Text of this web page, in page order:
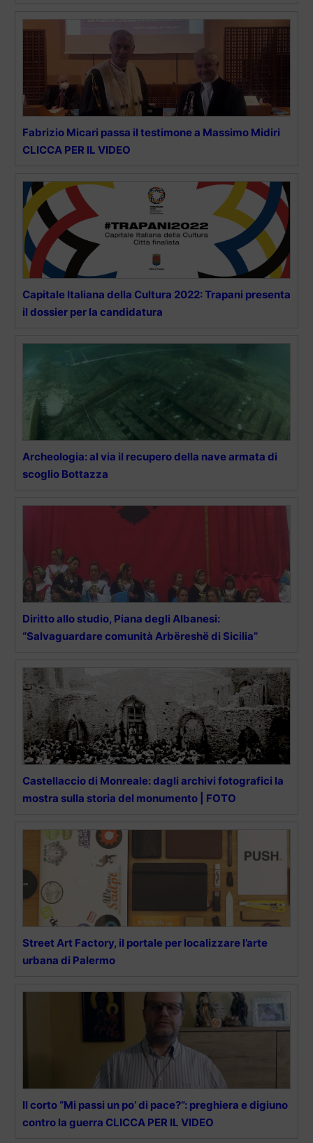
Fabrizio Micari passa il testimone a Massimo Midiri
CLICCA PER IL VIDEO
Capitale Italiana della Cultura 2022: Trapani presenta
il dossier per la candidatura
Archeologia: al via il recupero della nave armata di
scoglio Bottazza
Diritto allo studio, Piana degli Albanesi:
“Salvaguardare comunità Arbëreshë di Sicilia”
Castellaccio di Monreale: dagli archivi fotografici la
mostra sulla storia del monumento | FOTO
Street Art Factory, il portale per localizzare l’arte
urbana di Palermo
Il corto “Mi passi un po’ di pace?”: preghiera e digiuno
contro la guerra CLICCA PER IL VIDEO